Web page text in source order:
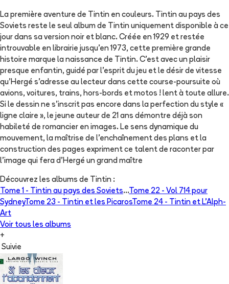
La première aventure de Tintin en couleurs. Tintin au pays des
Soviets reste le seul album de Tintin uniquement disponible à ce
jour dans sa version noir et blanc. Créée en 1929 et restée
introuvable en librairie jusqu'en 1973, cette première grande
histoire marque la naissance de Tintin. C'est avec un plaisir
presque enfantin, guidé par l'esprit du jeu et le désir de vitesse
qu'Hergé s'adresse au lecteur dans cette course-poursuite où
avions, voitures, trains, hors-bords et motos ! lent à toute allure.
Si le dessin ne s'inscrit pas encore dans la perfection du style «
ligne claire », le jeune auteur de 21 ans démontre déjà son
habileté de romancier en images. Le sens dynamique du
mouvement, la maîtrise de l'enchaînement des plans et la
construction des pages expriment ce talent de raconter par
l'image qui fera d'Hergé un grand maître
Découvrez les albums de Tintin :
Tome 1 -
Tintin au pays des Soviets...Tome 22 - Vol 714 pour
SydneyTome 23 - Tintin et les PicarosTome 24 -
Tintin et L'Alph-
Art
Voir tous les albums
+
Suivie